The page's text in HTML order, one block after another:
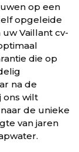
op een
opgeleide
Vaillant cv-
die op
na de
ons wilt
de unieke
van jaren